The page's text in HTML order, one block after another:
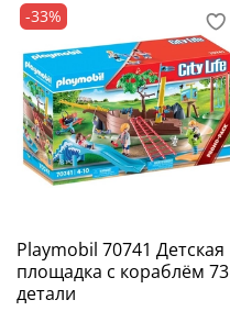
-33%
Playmobil 70741 Детская
площадка с кораблём 73
детали